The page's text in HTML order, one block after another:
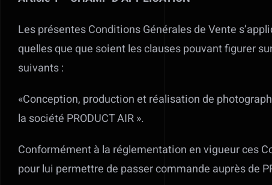
Les présentes Conditions Générales de Vente
quelles que que soient les clauses pouvant figurer
suivants :
«Conception, production et réalisation de
la société PRODUCT AIR ».
Conformément à la réglementation en vigueur ces
pour lui permettre de passer commande auprès de